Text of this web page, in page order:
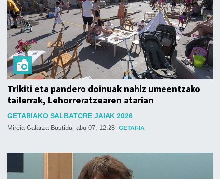
Trikiti eta pandero doinuak nahiz umeentzako
tailerrak, Lehorreratzearen atarian
GETARIAKO SALBATORE JAIAK 2026
Mireia Galarza Bastida abu 07, 12:28 GETARIA